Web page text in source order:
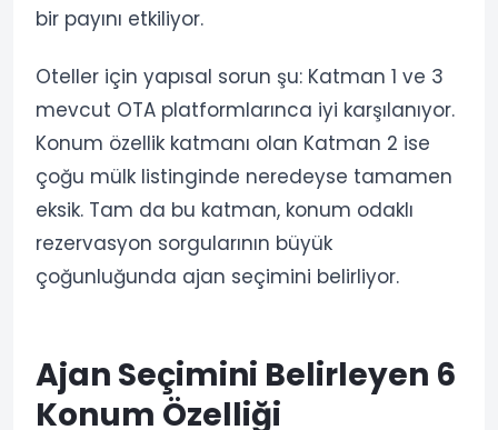
bir payını etkiliyor.
Oteller için yapısal sorun şu: Katman 1 ve 3
mevcut OTA platformlarınca iyi karşılanıyor.
Konum özellik katmanı olan Katman 2 ise
çoğu mülk listinginde neredeyse tamamen
eksik. Tam da bu katman, konum odaklı
rezervasyon sorgularının büyük
çoğunluğunda ajan seçimini belirliyor.
Ajan Seçimini Belirleyen 6
Konum Özelliği